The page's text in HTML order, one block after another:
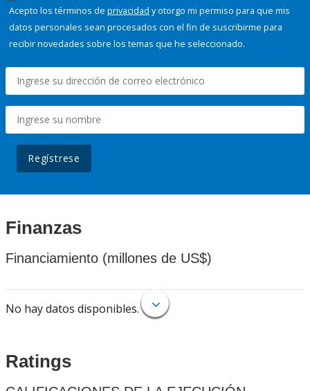
Acepto los términos de privacidad y otorgo mi permiso para que mis
datos personales sean procesados con el fin de suscribirme para
recibir novedades sobre los temas que he seleccionado.
Regístrese
Finanzas
Financiamiento (millones de US$)
No hay datos disponibles.
Ratings